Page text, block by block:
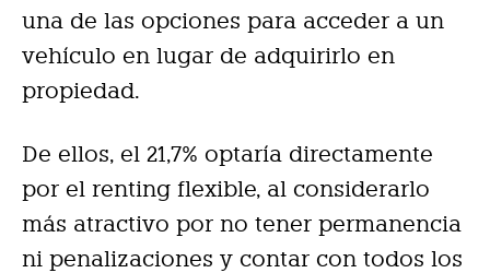
una de las opciones para acceder a un
vehículo en lugar de adquirirlo en
propiedad.
De ellos, el 21,7% optaría directamente
por el renting flexible, al considerarlo
más atractivo por no tener permanencia
ni penalizaciones y contar con todos los